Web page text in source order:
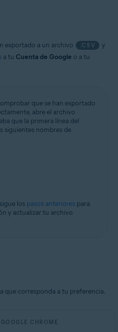
exportado a un archivo .CSV
y
a tu Cuenta de Google o a tu
que se han exportado
abre el archivo
que la primera línea del
siguientes nombres de
los pasos anteriores para
y actualizar tu archivo
que corresponda a tu preferencia.
GOOGLE CHROME